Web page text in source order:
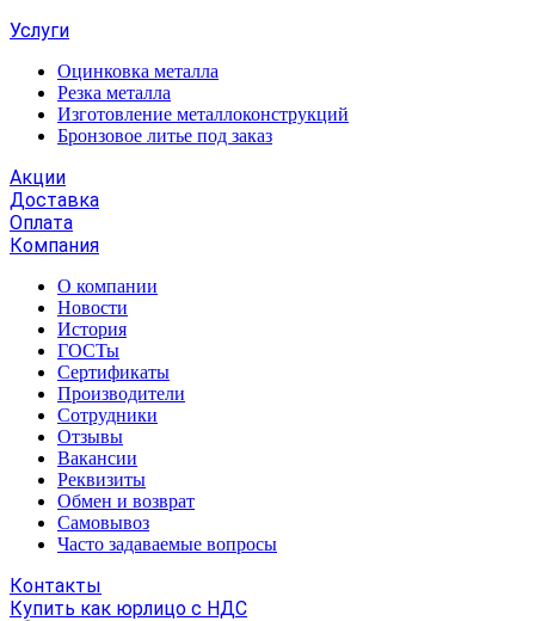
Услуги
Оцинковка металла
Резка металла
Изготовление металлоконструкций
Бронзовое литье под заказ
Акции
Доставка
Оплата
Компания
О компании
Новости
История
ГОСТы
Сертификаты
Производители
Сотрудники
Отзывы
Вакансии
Реквизиты
Обмен и возврат
Самовывоз
Часто задаваемые вопросы
Контакты
Купить как юрлицо с НДС